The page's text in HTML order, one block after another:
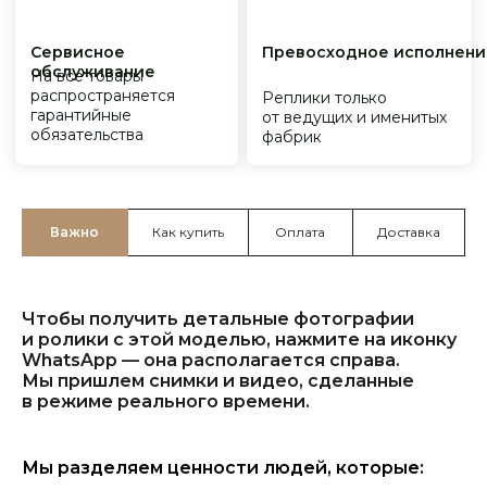
Важно Как купить Оплата Доставка
Чтобы получить детальные фотографии
и ролики с этой моделью, нажмите на иконку
WhatsApp — она располагается справа.
Мы пришлем снимки и видео, сделанные
в режиме реального времени.
Мы разделяем ценности людей, которые: